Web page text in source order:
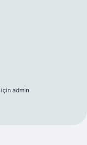
için admin